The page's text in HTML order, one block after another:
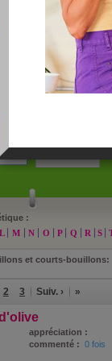
(Sauces
aliments "Savoir
et courts-bouillons
par les deux
:
L M N O P Q R S
et courts-bouillons:
2 3 Suiv. › »
appréciation :
commenté : 0 fois